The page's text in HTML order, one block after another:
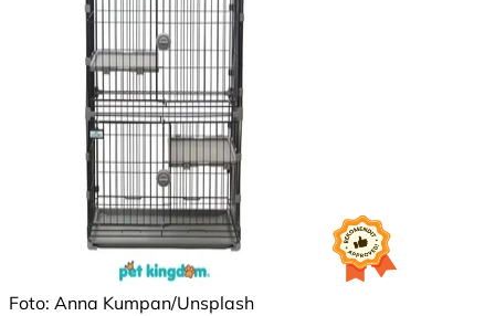
Foto: Anna Kumpan/Unsplash